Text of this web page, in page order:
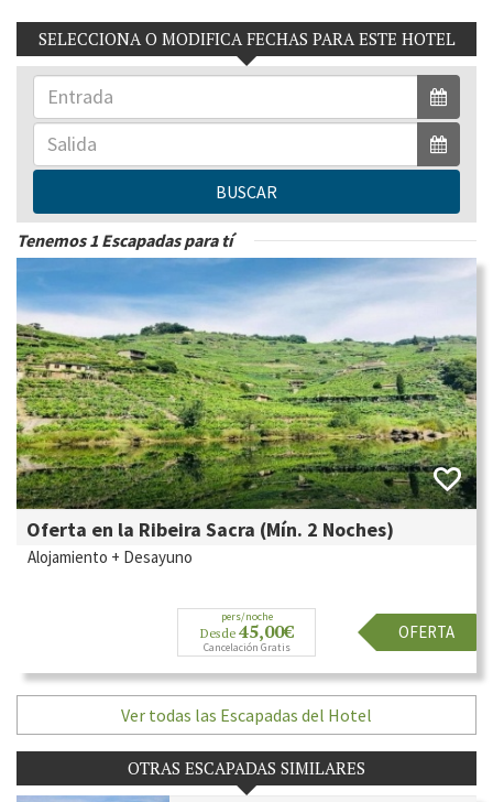
Habitaciones del Hotel:7
SELECCIONA O MODIFICA FECHAS PARA ESTE HOTEL
BUSCAR
Tenemos 1 Escapadas para tí
Oferta en la Ribeira Sacra (Mín. 2 Noches)
Alojamiento + Desayuno
pers/noche
Desde 45,00€
Cancelación Gratis
OFERTA
Ver todas las Escapadas del Hotel
OTRAS ESCAPADAS SIMILARES